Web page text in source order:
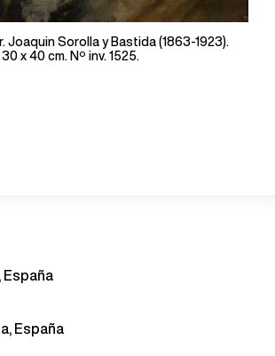
Joaquin Sorolla y Bastida (1863-1923).
x 40 cm. Nº inv. 1525.
España
España